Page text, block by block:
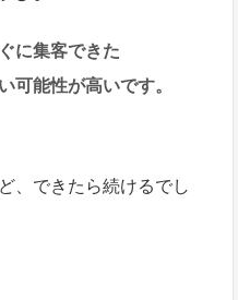
に集客できた
可能性が高いです。
、できたら続けるでし